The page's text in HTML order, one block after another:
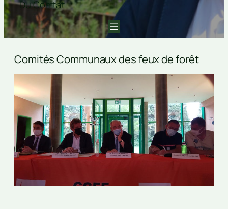
Du Comtat
Comités Communaux des feux de forêt